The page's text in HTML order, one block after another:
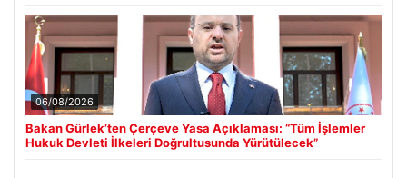
06/08/2026
Bakan Gürlek’ten Çerçeve Yasa Açıklaması: “Tüm İşlemler
Hukuk Devleti İlkeleri Doğrultusunda Yürütülecek”